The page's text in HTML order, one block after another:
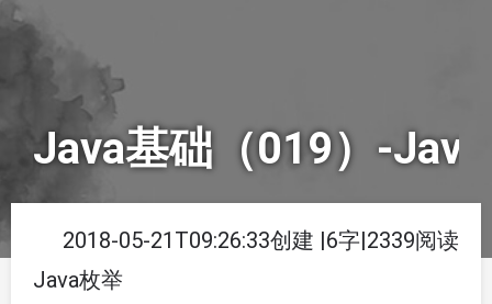
Java基础（019）-
2018-05-21T09:26:33创建 |6字|2339阅读
Java枚举